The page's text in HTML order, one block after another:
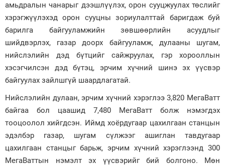
амьдралын чанарыг дээшлүүлэх, орон сууцжуулах төслийг
хэрэгжүүлэхэд орон сууцны зориулалттай баригдаж буй
барилга байгууламжийн зөвшөөрлийн асуудлыг
шийдвэрлэх, газар доорх байгууламж, дулааны шугам,
нийслэлийн дэд бүтцийг сайжруулах, гэр хорооллын
хэсэгчилсэн дэд бүтэц, эрчим хүчний шинэ эх үүсвэр
байгуулах зайлшгүй шаардлагатай.
Нийслэлийн дулаан, эрчим хүчний хэрэглээ 3,820 МегаВатт
байгаа бол цаашид 7,480 МегаВатт болж нэмэгдэх
тооцоолол хийгдсэн. Иймд хоёрдугаар цахилгаан станцын
эдэлбэр газар, шугам сүлжээг ашиглан тавдугаар
цахилгаан станцыг барьж, эрчим хүчний хэрэглээнд 300
МегаВаттын нэмэлт эх үүсвэрийг бий болгоно. Мөн